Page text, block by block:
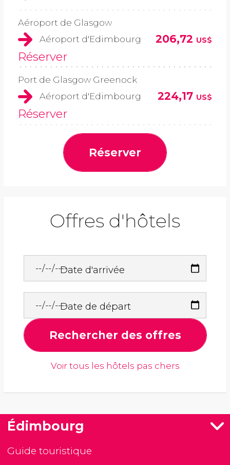
Aéroport de Glasgow
Aéroport d'Edimbourg
206,72 US$
Réserver
Port de Glasgow Greenock
Aéroport d'Edimbourg
224,17 US$
Réserver
Réserver
Offres d'hôtels
Date d'arrivée
Date de départ
Rechercher des offres
Voir tous les hôtels pas chers
Édimbourg
Guide touristique